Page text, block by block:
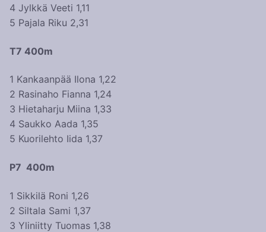
4 Jylkkä Veeti 1,11
5 Pajala Riku 2,31
T7 400m
1 Kankaanpää Ilona 1,22
2 Rasinaho Fianna 1,24
3 Hietaharju Miina 1,33
4 Saukko Aada 1,35
5 Kuorilehto Iida 1,37
P7 400m
1 Sikkilä Roni 1,26
2 Siltala Sami 1,37
3 Yliniitty Tuomas 1,38